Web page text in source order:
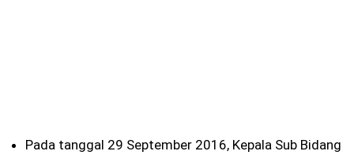
Pada tanggal 29 September 2016, Kepala Sub Bidang